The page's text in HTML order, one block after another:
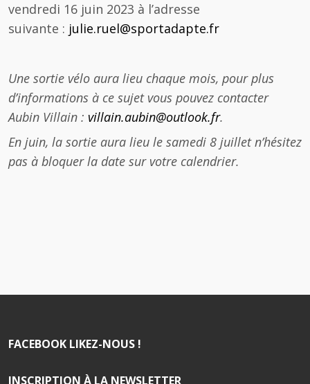
vendredi 16 juin 2023 à l’adresse
suivante : julie.ruel@sportadapte.fr
Une sortie vélo aura lieu chaque mois, pour plus
d’informations à ce sujet vous pouvez contacter
Aubin Villain : villain.aubin@outlook.fr.
En juin, la sortie aura lieu le samedi 8 juillet n’hésitez
pas à bloquer la date sur votre calendrier.
FACEBOOK LIKEZ-NOUS !
INSCRIPTION À LA NEWSLETTER